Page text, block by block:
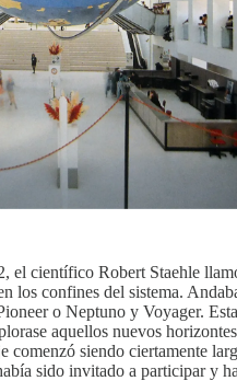
el científico Robert Staehle
los confines del sistema.
o Neptuno y Voyager.
aquellos nuevos
comenzó siendo ciertamente
sido invitado a participar y